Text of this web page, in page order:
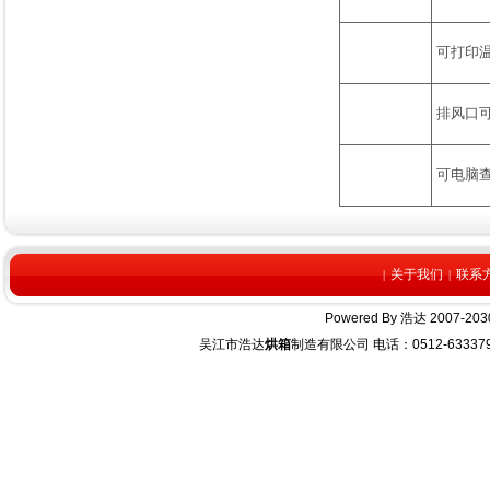
可打印
排风口
可电脑
|关于我们 |联系
Powered By 浩达 2007-
吴江市浩达烘箱制造有限公司 电话：0512-